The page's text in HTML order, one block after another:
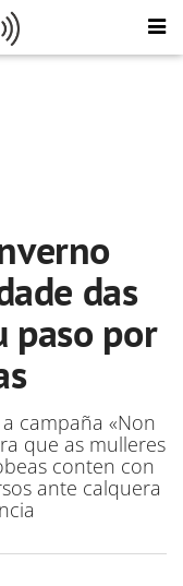
das
paso por
campaña «Non
que as mulleres
conten con
ante calquera